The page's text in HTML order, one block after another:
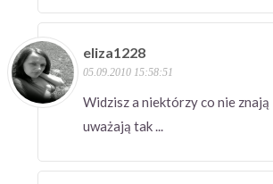
eliza1228
05.09.2010 15:58:51
Widzisz a niektórzy co nie znają
uważają tak ...